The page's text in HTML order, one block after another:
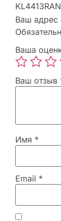
Ваш адрес
Ваша
Ваш отзыв
Имя *
Email *